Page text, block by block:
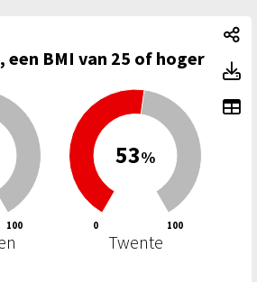
BMI van 25 of hoger
100
Twente
0 100
53%